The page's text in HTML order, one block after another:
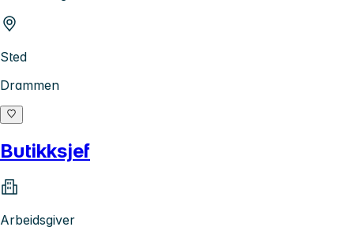
Sted
Drammen
Butikksjef
Arbeidsgiver